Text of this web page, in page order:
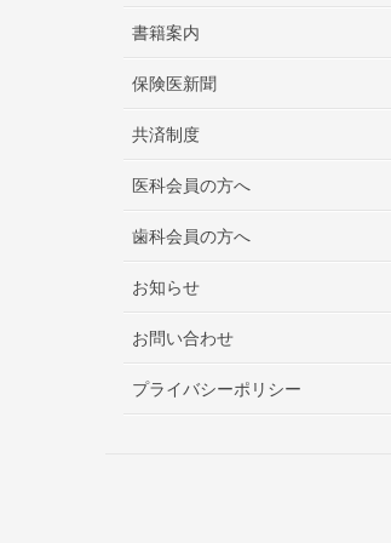
書籍案内
保険医新聞
共済制度
医科会員の方へ
歯科会員の方へ
お知らせ
お問い合わせ
プライバシーポリシー